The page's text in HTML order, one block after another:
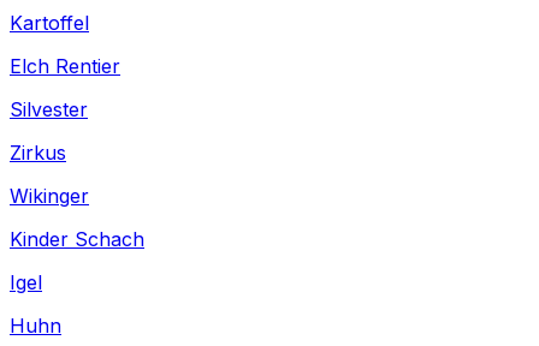
Kartoffel
Elch Rentier
Silvester
Zirkus
Wikinger
Kinder Schach
Igel
Huhn